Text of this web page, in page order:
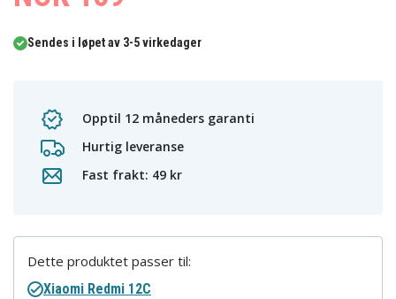
Sendes i løpet av 3-5 virkedager
Opptil 12 måneders garanti
Hurtig leveranse
Fast frakt: 49 kr
Dette produktet passer til:
Xiaomi Redmi 12C